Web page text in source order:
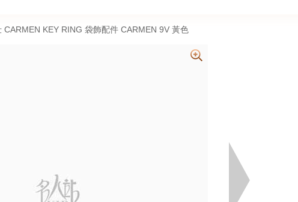
CARMEN KEY RING 袋飾配件 CARMEN 9V 黃色